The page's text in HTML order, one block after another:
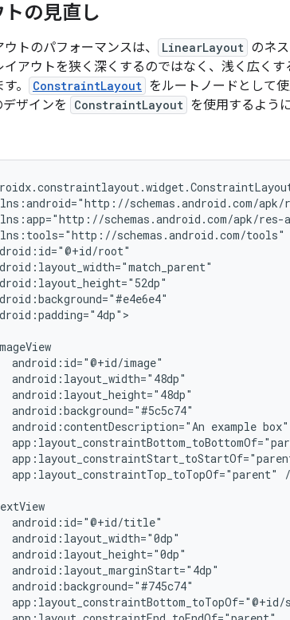
トの見直し
トのパフォーマンスは、 LinearLayout のネ
イアウトを狭く深くするのではなく、浅く広く
。
ConstraintLayout をルートノードとして
デザインを
ConstraintLayout を使用するよう
android:contentDescription="An example
app:layout_constraintTop_toTopOf="parent"